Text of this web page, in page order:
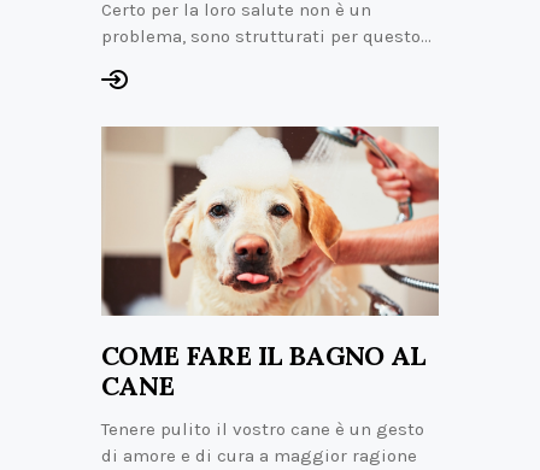
Certo per la loro salute non è un
problema, sono strutturati per questo…
COME FARE IL BAGNO AL
CANE
Tenere pulito il vostro cane è un gesto
di amore e di cura a maggior ragione